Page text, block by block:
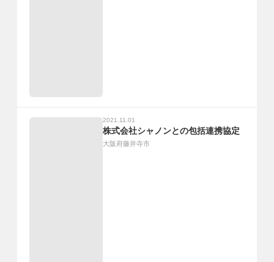
2021.11.01
株式会社シャノンとの包括連携協定
大阪府藤井寺市